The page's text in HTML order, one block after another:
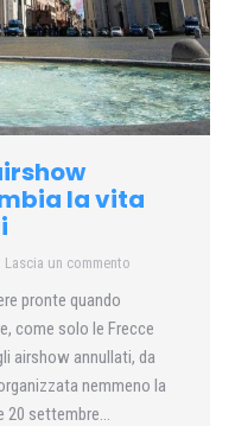
la vita
Lascia un commento
pronte quando
come solo le Frecce
airshow annullati, da
nemmeno la
20 settembre…